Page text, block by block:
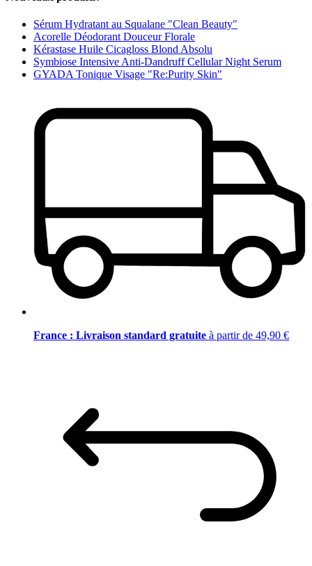
Sérum Hydratant au Squalane "Clean Beauty"
Acorelle Déodorant Douceur Florale
Kérastase Huile Cicagloss Blond Absolu
Symbiose Intensive Anti-Dandruff Cellular Night Serum
GYADA Tonique Visage "Re:Purity Skin"
France : Livraison standard gratuite à partir de 49,90 €